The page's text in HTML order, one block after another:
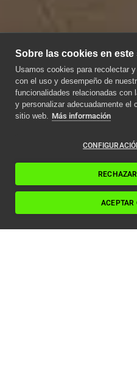
Sobre las cookies en este
Usamos cookies para recolectar
con el uso y desempeño de
funcionalidades relacionadas con
y personalizar adecuadamente el
sitio web. Más información
ACEPTAR